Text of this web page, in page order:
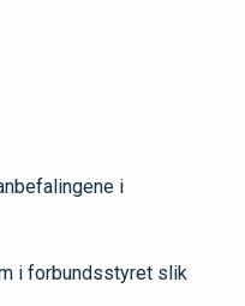
i
i forbundsstyret slik